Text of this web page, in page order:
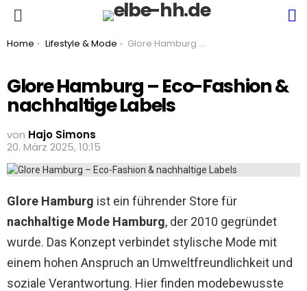
You are here:
Home Lifestyle & Mode Glore Hamburg – Eco-Fashion & nachhaltige Labels
Glore Hamburg – Eco-Fashion &
nachhaltige Labels
von Hajo Simons
20. März 2025, 10:15
Glore Hamburg ist ein führender Store für
nachhaltige Mode Hamburg, der 2010 gegründet
wurde. Das Konzept verbindet stylische Mode mit
einem hohen Anspruch an Umweltfreundlichkeit und
soziale Verantwortung. Hier finden modebewusste